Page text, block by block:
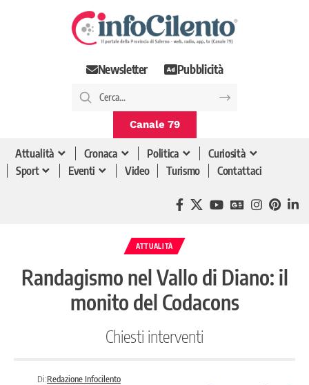
Newsletter Pubblicità
Canale 79
Attualità Cronaca Politica
Curiosità
Sport
Eventi Video Turismo Contattaci
ATTUALITÀ
Randagismo nel Vallo di Diano: il
monito del Codacons
Chiesti interventi
Di:Redazione Infocilento